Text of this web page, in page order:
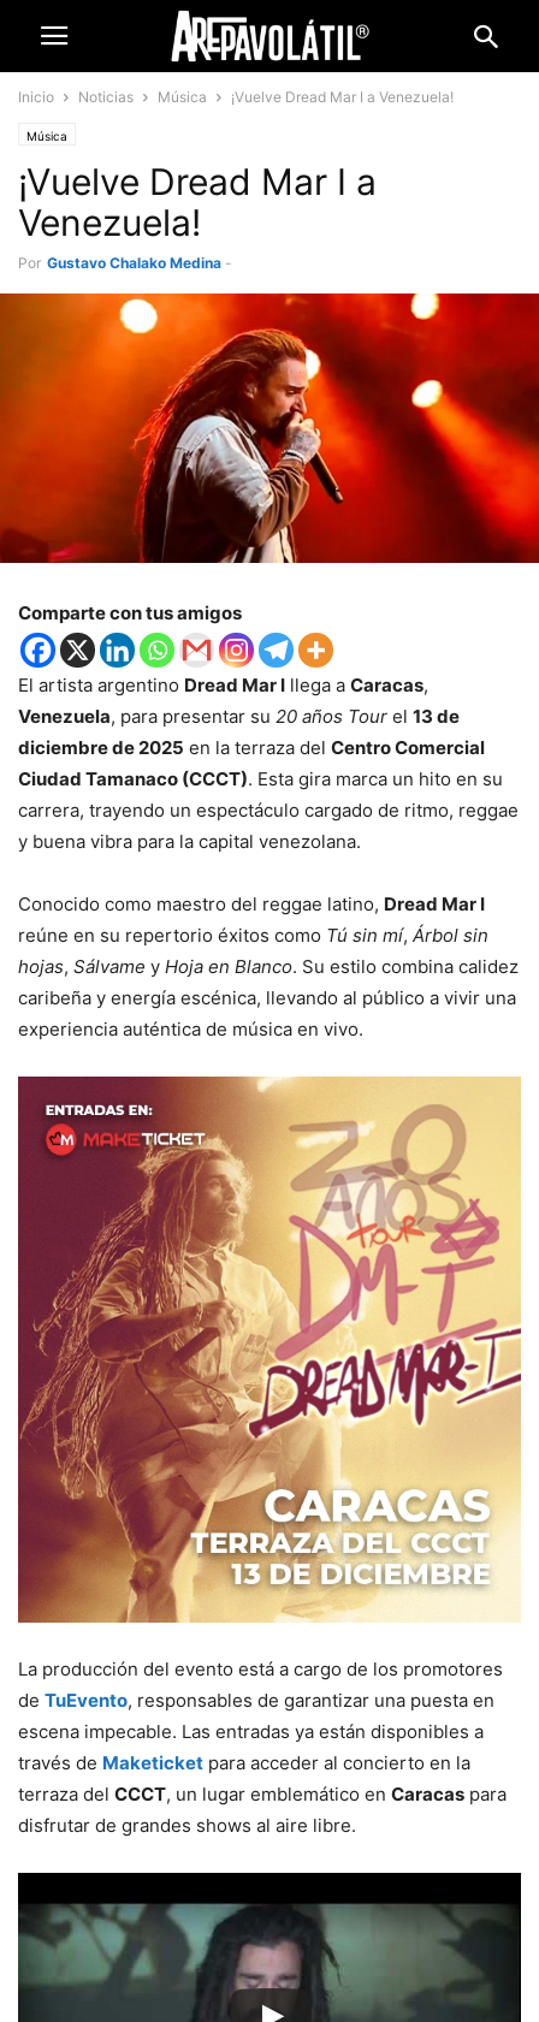
Inicio Noticias Música ¡Vuelve Dread Mar I a Venezuela!
Música
¡Vuelve Dread Mar I a
Venezuela!
Por Gustavo Chalako Medina -
Comparte con tus amigos
El artista argentino Dread Mar I llega a Caracas,
Venezuela, para presentar su 20 años Tour el 13 de
diciembre de 2025 en la terraza del Centro Comercial
Ciudad Tamanaco (CCCT). Esta gira marca un hito en su
carrera, trayendo un espectáculo cargado de ritmo, reggae
y buena vibra para la capital venezolana.
Conocido como maestro del reggae latino, Dread Mar I
reúne en su repertorio éxitos como Tú sin mí, Árbol sin
hojas, Sálvame y Hoja en Blanco. Su estilo combina calidez
caribeña y energía escénica, llevando al público a vivir una
experiencia auténtica de música en vivo.
La producción del evento está a cargo de los promotores
de TuEvento, responsables de garantizar una puesta en
escena impecable. Las entradas ya están disponibles a
través de Maketicket para acceder al concierto en la
terraza del CCCT, un lugar emblemático en Caracas para
disfrutar de grandes shows al aire libre.